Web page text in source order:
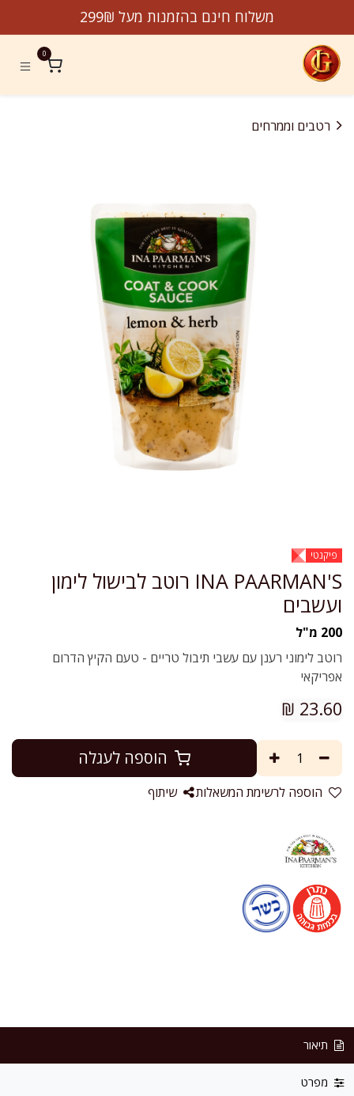
משלוח חינם בהזמנות מעל 299₪
0
רטבים וממרחים
פיקנטי
INA PAARMAN'S רוטב לבישול לימון
ועשבים
200 מ"ל
רוטב לימוני רענן עם עשבי תיבול טריים - טעם הקיץ הדרום
אפריקאי
23.60
₪
הוספה לעגלה
הוספה לרשימת המשאלות שיתוף
תיאור
מפרט